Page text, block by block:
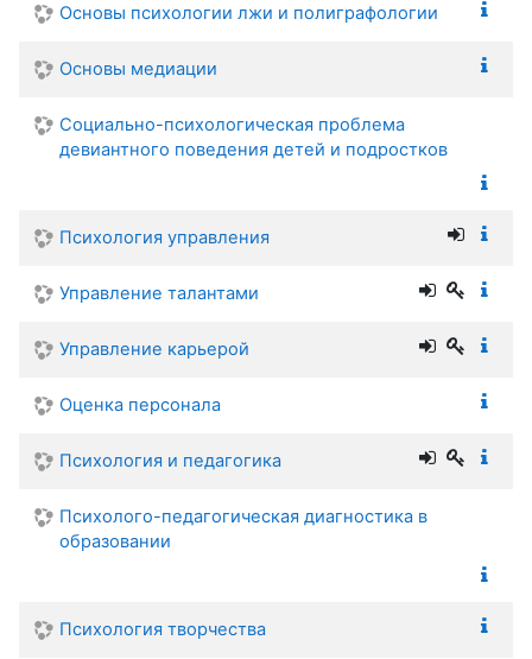
Основы психологии лжи и полиграфологии
Основы медиации
Социально-психологическая проблема
девиантного поведения детей и подростков
Психология управления
Управление талантами
Управление карьерой
Оценка персонала
Психология и педагогика
Психолого-педагогическая диагностика в
образовании
Психология творчества